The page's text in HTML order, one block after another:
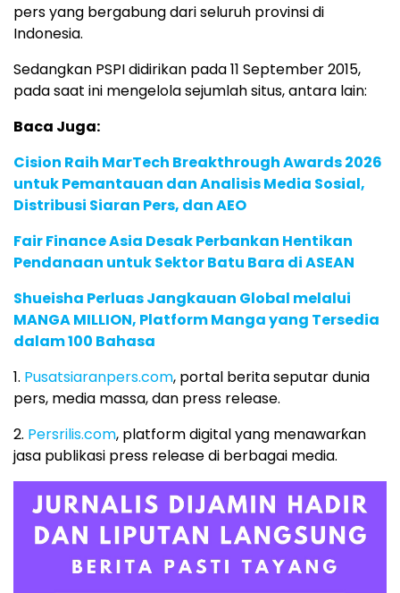
pers yang bergabung dari seluruh provinsi di
Indonesia.
Sedangkan PSPI didirikan pada 11 September 2015,
pada saat ini mengelola sejumlah situs, antara lain:
Baca Juga:
Cision Raih MarTech Breakthrough Awards 2026
untuk Pemantauan dan Analisis Media Sosial,
Distribusi Siaran Pers, dan AEO
Fair Finance Asia Desak Perbankan Hentikan
Pendanaan untuk Sektor Batu Bara di ASEAN
Shueisha Perluas Jangkauan Global melalui
MANGA MILLION, Platform Manga yang Tersedia
dalam 100 Bahasa
1. Pusatsiaranpers.com, portal berita seputar dunia
pers, media massa, dan press release.
2. Persrilis.com, platform digital yang menawarƙan
jasa publikasi press release di berbagai media.